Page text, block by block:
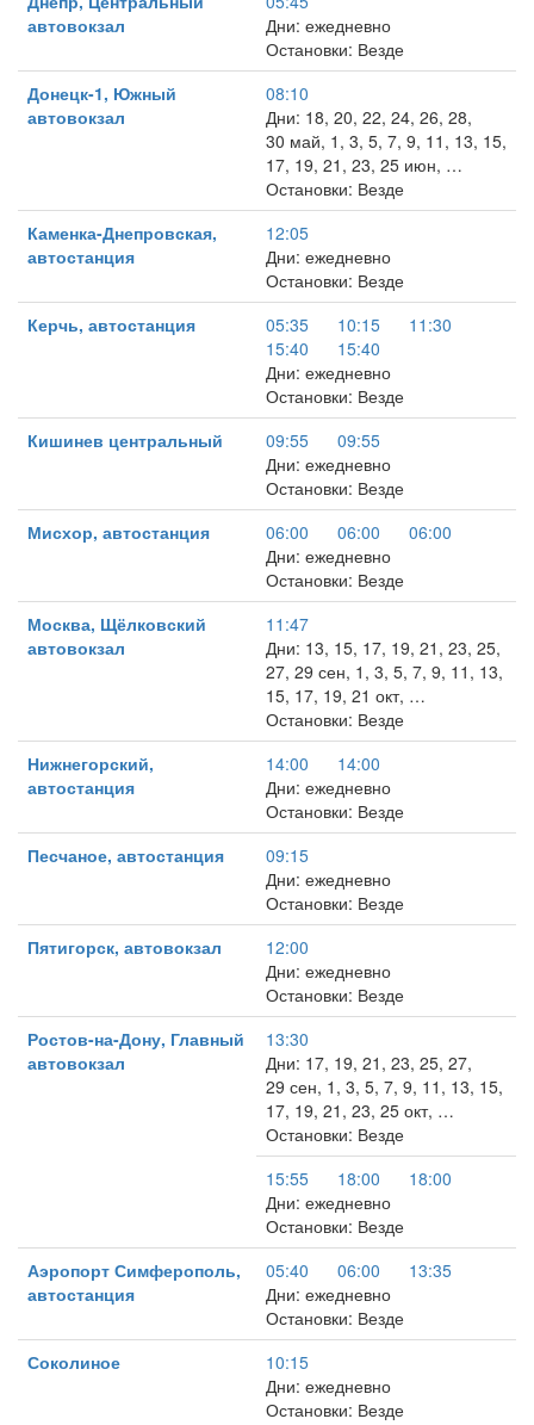
автовокзал
Дни: ежедневно
Остановки: Везде
Донецк-1, Южный
автовокзал
08:10
Дни: 18, 20, 22, 24, 26, 28,
30 май, 1, 3, 5, 7, 9, 11, 13, 15,
17, 19, 21, 23, 25 июн, …
Остановки: Везде
Каменка-Днепровская,
автостанция
12:05
Дни: ежедневно
Остановки: Везде
Керчь, автостанция
05:35 10:15
11:30
15:40
15:40
Дни: ежедневно
Остановки: Везде
Кишинев центральный
09:55
09:55
Дни: ежедневно
Остановки: Везде
Мисхор, автостанция
06:00 06:00
06:00
Дни: ежедневно
Остановки: Везде
Москва, Щёлковский
автовокзал
11:47
Дни: 13, 15, 17, 19, 21, 23, 25,
27, 29 сен, 1, 3, 5, 7, 9, 11, 13,
15, 17, 19, 21 окт, …
Остановки: Везде
Нижнегорский,
автостанция
14:00
14:00
Дни: ежедневно
Остановки: Везде
Песчаное, автостанция
09:15
Дни: ежедневно
Остановки: Везде
Пятигорск, автовокзал
12:00
Дни: ежедневно
Остановки: Везде
Ростов-на-Дону, Главный
автовокзал
13:30
Дни: 17, 19, 21, 23, 25, 27,
29 сен, 1, 3, 5, 7, 9, 11, 13, 15,
17, 19, 21, 23, 25 окт, …
Остановки: Везде
15:55
18:00
18:00
Дни: ежедневно
Остановки: Везде
Аэропорт Симферополь,
автостанция
05:40 06:00
13:35
Дни: ежедневно
Остановки: Везде
Соколиное
10:15
Дни: ежедневно
Остановки: Везде